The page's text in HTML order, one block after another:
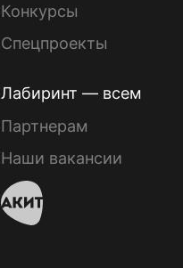
Конкурсы
Спецпроекты
Лабиринт — всем
Партнерам
Наши вакансии